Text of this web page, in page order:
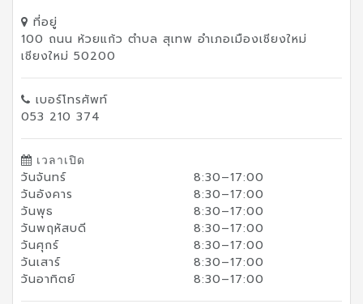
ที่อยู่
100 ถนน ห้วยแก้ว ตำบล สุเทพ อำเภอเมืองเชียงใหม่
เชียงใหม่ 50200
เบอร์โทรศัพท์
053 210 374
เวลาเปิด
วันจันทร์
8:30–17:00
วันอังคาร
8:30–17:00
วันพุธ
8:30–17:00
วันพฤหัสบดี
8:30–17:00
วันศุกร์
8:30–17:00
วันเสาร์
8:30–17:00
วันอาทิตย์
8:30–17:00